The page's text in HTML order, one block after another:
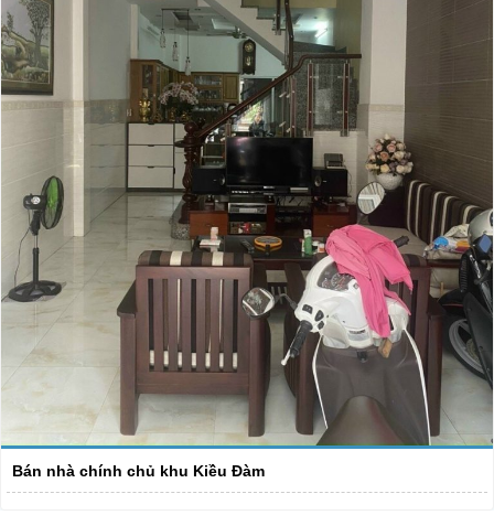
Bán nhà chính chủ khu Kiều Đàm